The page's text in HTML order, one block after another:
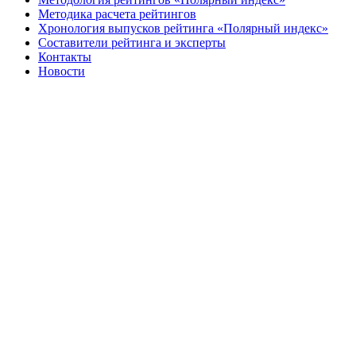
Методика расчета рейтингов
Хронология выпусков рейтинга «Полярный индекс»
Составители рейтинга и эксперты
Контакты
Новости